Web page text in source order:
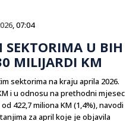
, 07:04
SEKTORIMA U BIH
MILIJARDI KM
sektorima na kraju aprila 2026.
i u odnosu na prethodni mjesec
422,7 miliona KM (1,4%), navodi
za april koje je objavila